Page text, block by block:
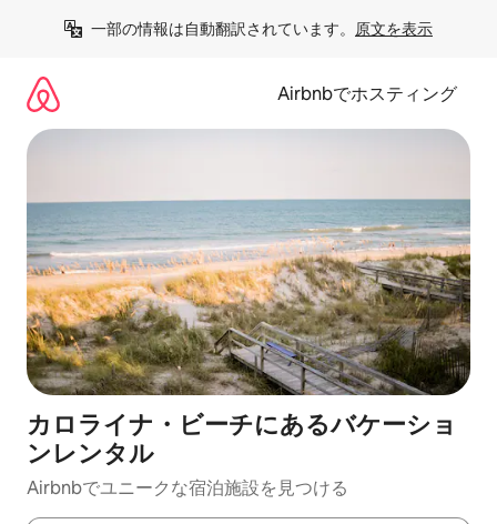
一部の情報は自動翻訳されています。 原文を表示
Airbnbでホスティング
カロライナ・ビーチにあるバケーショ
ンレンタル
Airbnbでユニークな宿泊施設を見つける